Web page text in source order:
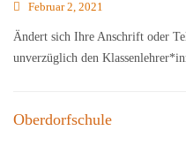
Februar 2, 2021
Ändert sich Ihre Anschrift oder
unverzüglich den
Oberdorfschule